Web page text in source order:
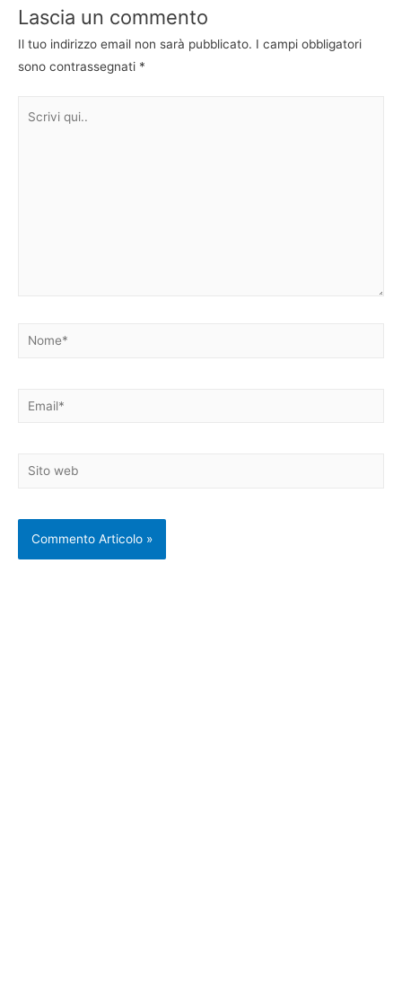
Lascia un commento
Il tuo indirizzo email non sarà pubblicato. I campi obbligatori
sono contrassegnati *
Nome*
Email*
Sito